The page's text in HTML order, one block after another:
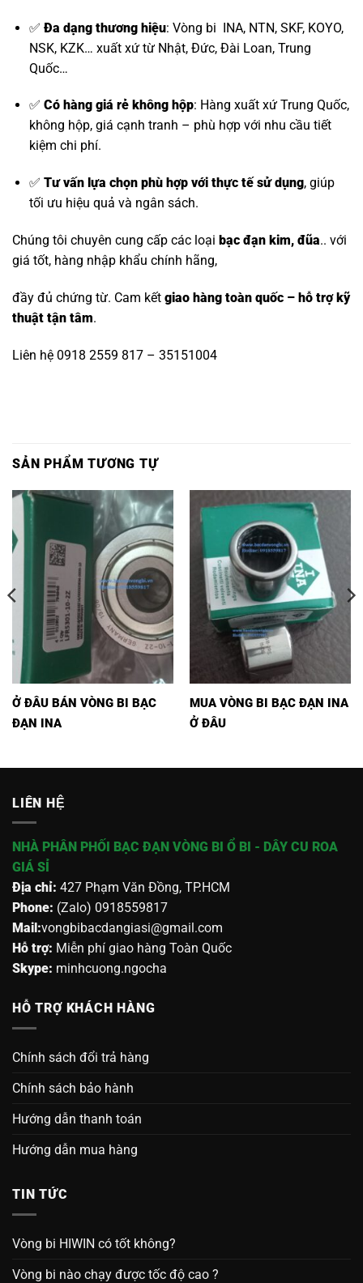
✅ Đa dạng thương hiệu: Vòng bi INA, NTN, SKF, KOYO,
NSK, KZK… xuất xứ từ Nhật, Đức, Đài Loan, Trung
Quốc…
✅ Có hàng giá rẻ không hộp: Hàng xuất xứ Trung Quốc,
không hộp, giá cạnh tranh – phù hợp với nhu cầu tiết
kiệm chi phí.
✅ Tư vấn lựa chọn phù hợp với thực tế sử dụng, giúp
tối ưu hiệu quả và ngân sách.
Chúng tôi chuyên cung cấp các loại bạc đạn kim, đũa.. với
giá tốt, hàng nhập khẩu chính hãng,
đầy đủ chứng từ. Cam kết giao hàng toàn quốc – hỗ trợ kỹ
thuật tận tâm.
Liên hệ 0918 2559 817 – 35151004
SẢN PHẨM TƯƠNG TỰ
Ở ĐÂU BÁN VÒNG BI BẠC
ĐẠN INA
MUA VÒNG BI BẠC ĐẠN INA
Ở ĐÂU
LIÊN HỆ
NHÀ PHÂN PHỐI BẠC ĐẠN VÒNG BI Ổ BI - DÂY CU ROA
GIÁ SỈ
Địa chỉ: 427 Phạm Văn Đồng, TP.HCM
Phone: (Zalo) 0918559817
Mail:vongbibacdangiasi@gmail.com
Hỗ trợ: Miễn phí giao hàng Toàn Quốc
Skype: minhcuong.ngocha
HỖ TRỢ KHÁCH HÀNG
Chính sách đổi trả hàng
Chính sách bảo hành
Hướng dẫn thanh toán
Hướng dẫn mua hàng
TIN TỨC
Vòng bi HIWIN có tốt không?
Vòng bi nào chạy được tốc độ cao ?